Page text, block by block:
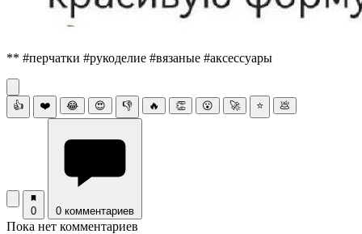
** #перчатки #рукоделие #вязаные #аксессуары
👍 ❤️ 😂 😍 👎 🔥 👏 😮 🚀 ⭐ 💩
0 0 комментариев
Пока нет комментариев